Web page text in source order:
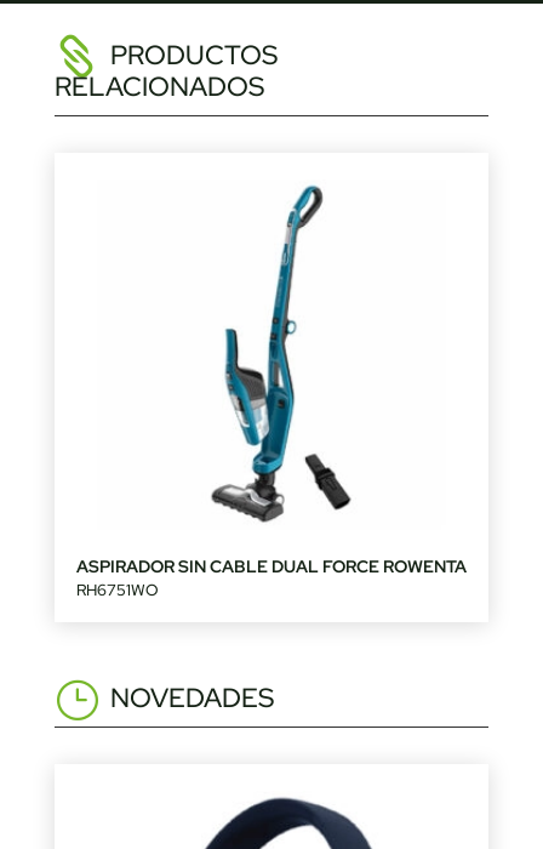
PRODUCTOS
RELACIONADOS
ASPIRADOR SIN CABLE DUAL FORCE ROWENTA
RH6751WO
NOVEDADES